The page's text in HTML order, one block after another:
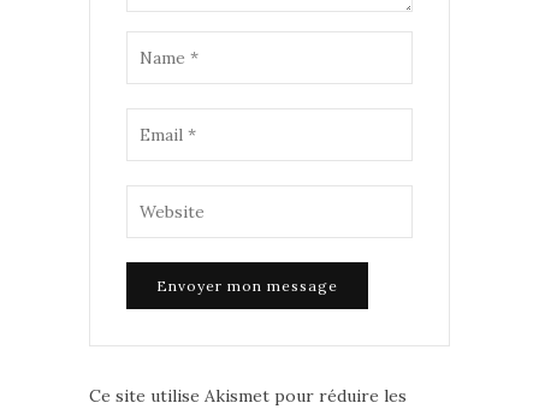
Ce site utilise Akismet pour réduire les